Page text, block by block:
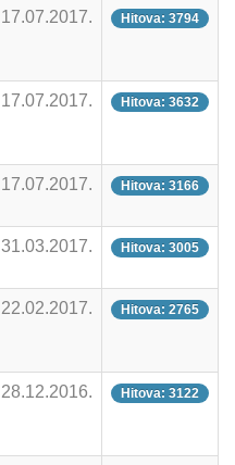
17.07.2017. Hitova: 3794
17.07.2017. Hitova: 3632
17.07.2017. Hitova: 3166
31.03.2017. Hitova: 3005
22.02.2017. Hitova: 2765
28.12.2016. Hitova: 3122